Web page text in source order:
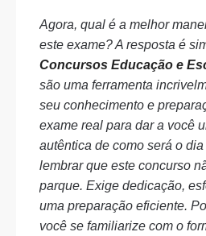
Agora, qual é a melhor
este exame? A resposta é
Concursos Educação e
são uma ferramenta
seu conhecimento e
exame real para dar a você
autêntica de como será o
lembrar que este concurso
parque. Exige dedicação,
uma preparação eficiente.
você se familiarize com o